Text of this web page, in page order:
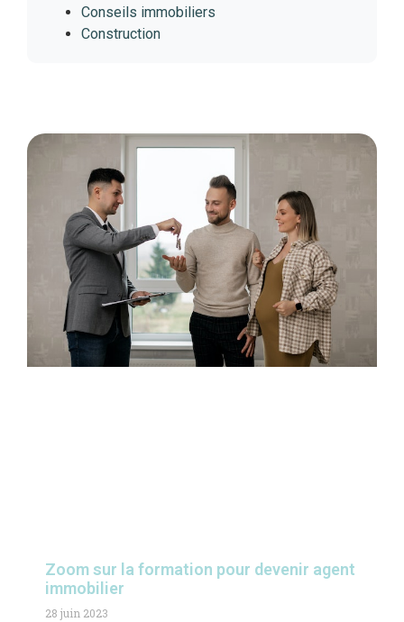
Conseils immobiliers
Construction
Zoom sur la formation pour devenir agent
immobilier
28 juin 2023